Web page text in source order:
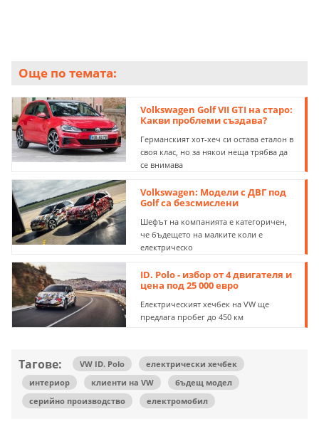
Още по темата:
Volkswagen Golf VII GTI на старо:
Какви проблеми създава?
Германският хот-хеч си остава еталон в
своя клас, но за някои неща трябва да
се внимава
Volkswagen: Модели с ДВГ под
Golf са безсмислени
Шефът на компанията е категоричен,
че бъдещето на малките коли е
електрическо
ID. Polo - избор от 4 двигателя и
цена под 25 000 евро
Електрическият хечбек на VW ще
предлага пробег до 450 км
Тагове: VW ID. Polo
електрически хечбек
интериор
клиенти на VW
бъдещ модел
серийно производство
електромобил